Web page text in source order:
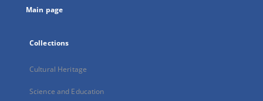
Main page
Collections
Cultural Heritage
Science and Education